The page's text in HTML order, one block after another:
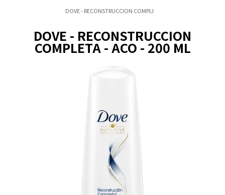
DOVE - RECONSTRUCCION COMPLETA - ACO - 200 ML
DOVE - RECONSTRUCCION
COMPLETA - ACO - 200 ML